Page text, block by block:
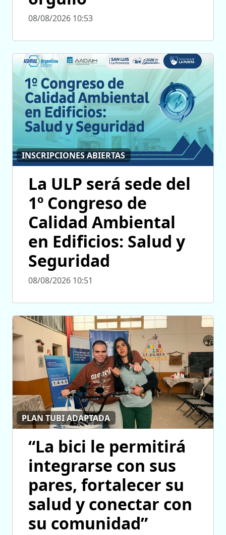
08/08/2026 10:53
INSCRIPCIONES ABIERTAS
La ULP será sede del
1º Congreso de
Calidad Ambiental
en Edificios: Salud y
Seguridad
08/08/2026 10:51
PLAN TUBI ADAPTADA
“La bici le permitirá
integrarse con sus
pares, fortalecer su
salud y conectar con
su comunidad”